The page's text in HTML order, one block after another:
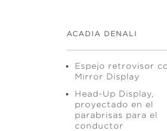
ACADIA DENALI
Espejo retrovisor
Mirror Display
Head-Up Display,
proyectado en el
parabrisas para el
conductor